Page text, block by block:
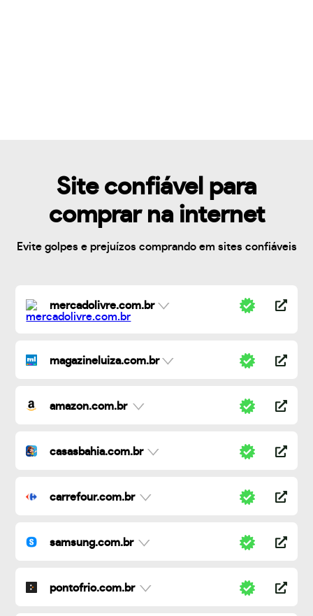
Site confiável para
comprar na internet
Evite golpes e prejuízos comprando em sites confiáveis
mercadolivre.com.br
magazineluiza.com.br
amazon.com.br
casasbahia.com.br
carrefour.com.br
samsung.com.br
pontofrio.com.br